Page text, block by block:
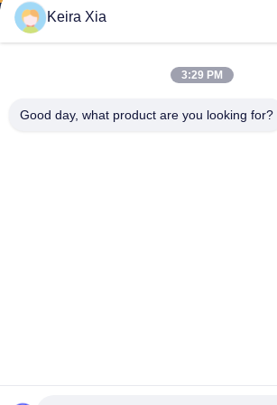
Technology Co. Ltd
Keira Xia
3:29 PM
Good day, what product are you looking for?